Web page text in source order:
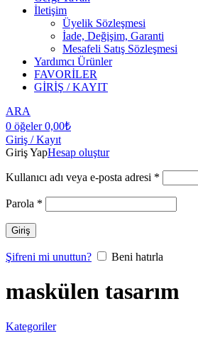
İletişim
Üyelik Sözleşmesi
İade, Değişim, Garanti
Mesafeli Satış Sözleşmesi
Yardımcı Ürünler
FAVORİLER
GİRİŞ / KAYIT
ARA
0 öğeler 0,00₺
Giriş / Kayıt
Giriş YapHesap oluştur
Kullanıcı adı veya e-posta adresi *
Parola *
Giriş
Şifreni mi unuttun? Beni hatırla
maskülen tasarım
Kategoriler